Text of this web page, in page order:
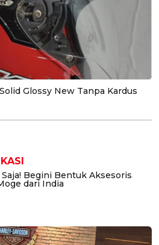
Glossy New Tanpa Kardus
Saja! Begini Bentuk Aksesoris
dari India